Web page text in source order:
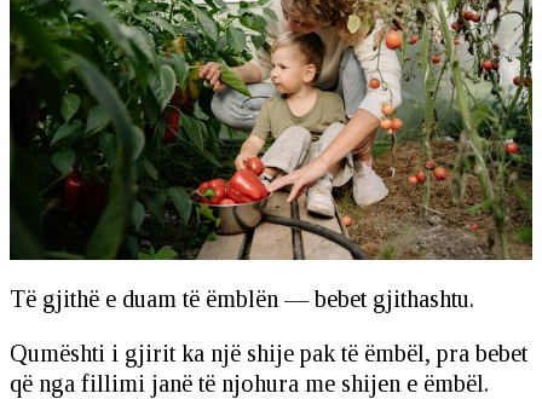
Të gjithë e duam të ëmblën — bebet gjithashtu.
Qumështi i gjirit ka një shije pak të ëmbël, pra bebet
që nga fillimi janë të njohura me shijen e ëmbël.